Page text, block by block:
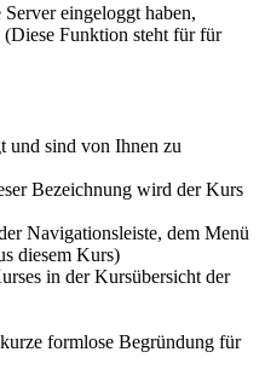
eingeloggt haben,
(Diese Funktion steht für für
und sind von Ihnen zu
Bezeichnung wird der Kurs
Navigationsleiste, dem Menü
diesem Kurs)
in der Kursübersicht der
formlose Begründung für